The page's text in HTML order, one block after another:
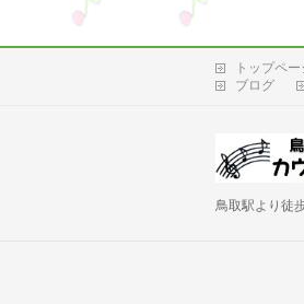
トップペー
ブログ
鳥取駅より徒